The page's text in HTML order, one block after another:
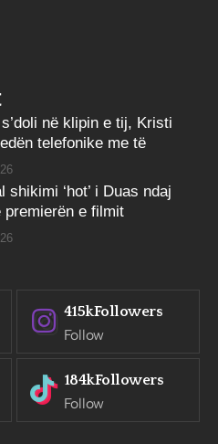
në klipin e tij, Kristi
telefonike me të
shikimi ‘hot’ i Duas ndaj
premierën e filmit
415kFollowers
Follow
184kFollowers
Follow